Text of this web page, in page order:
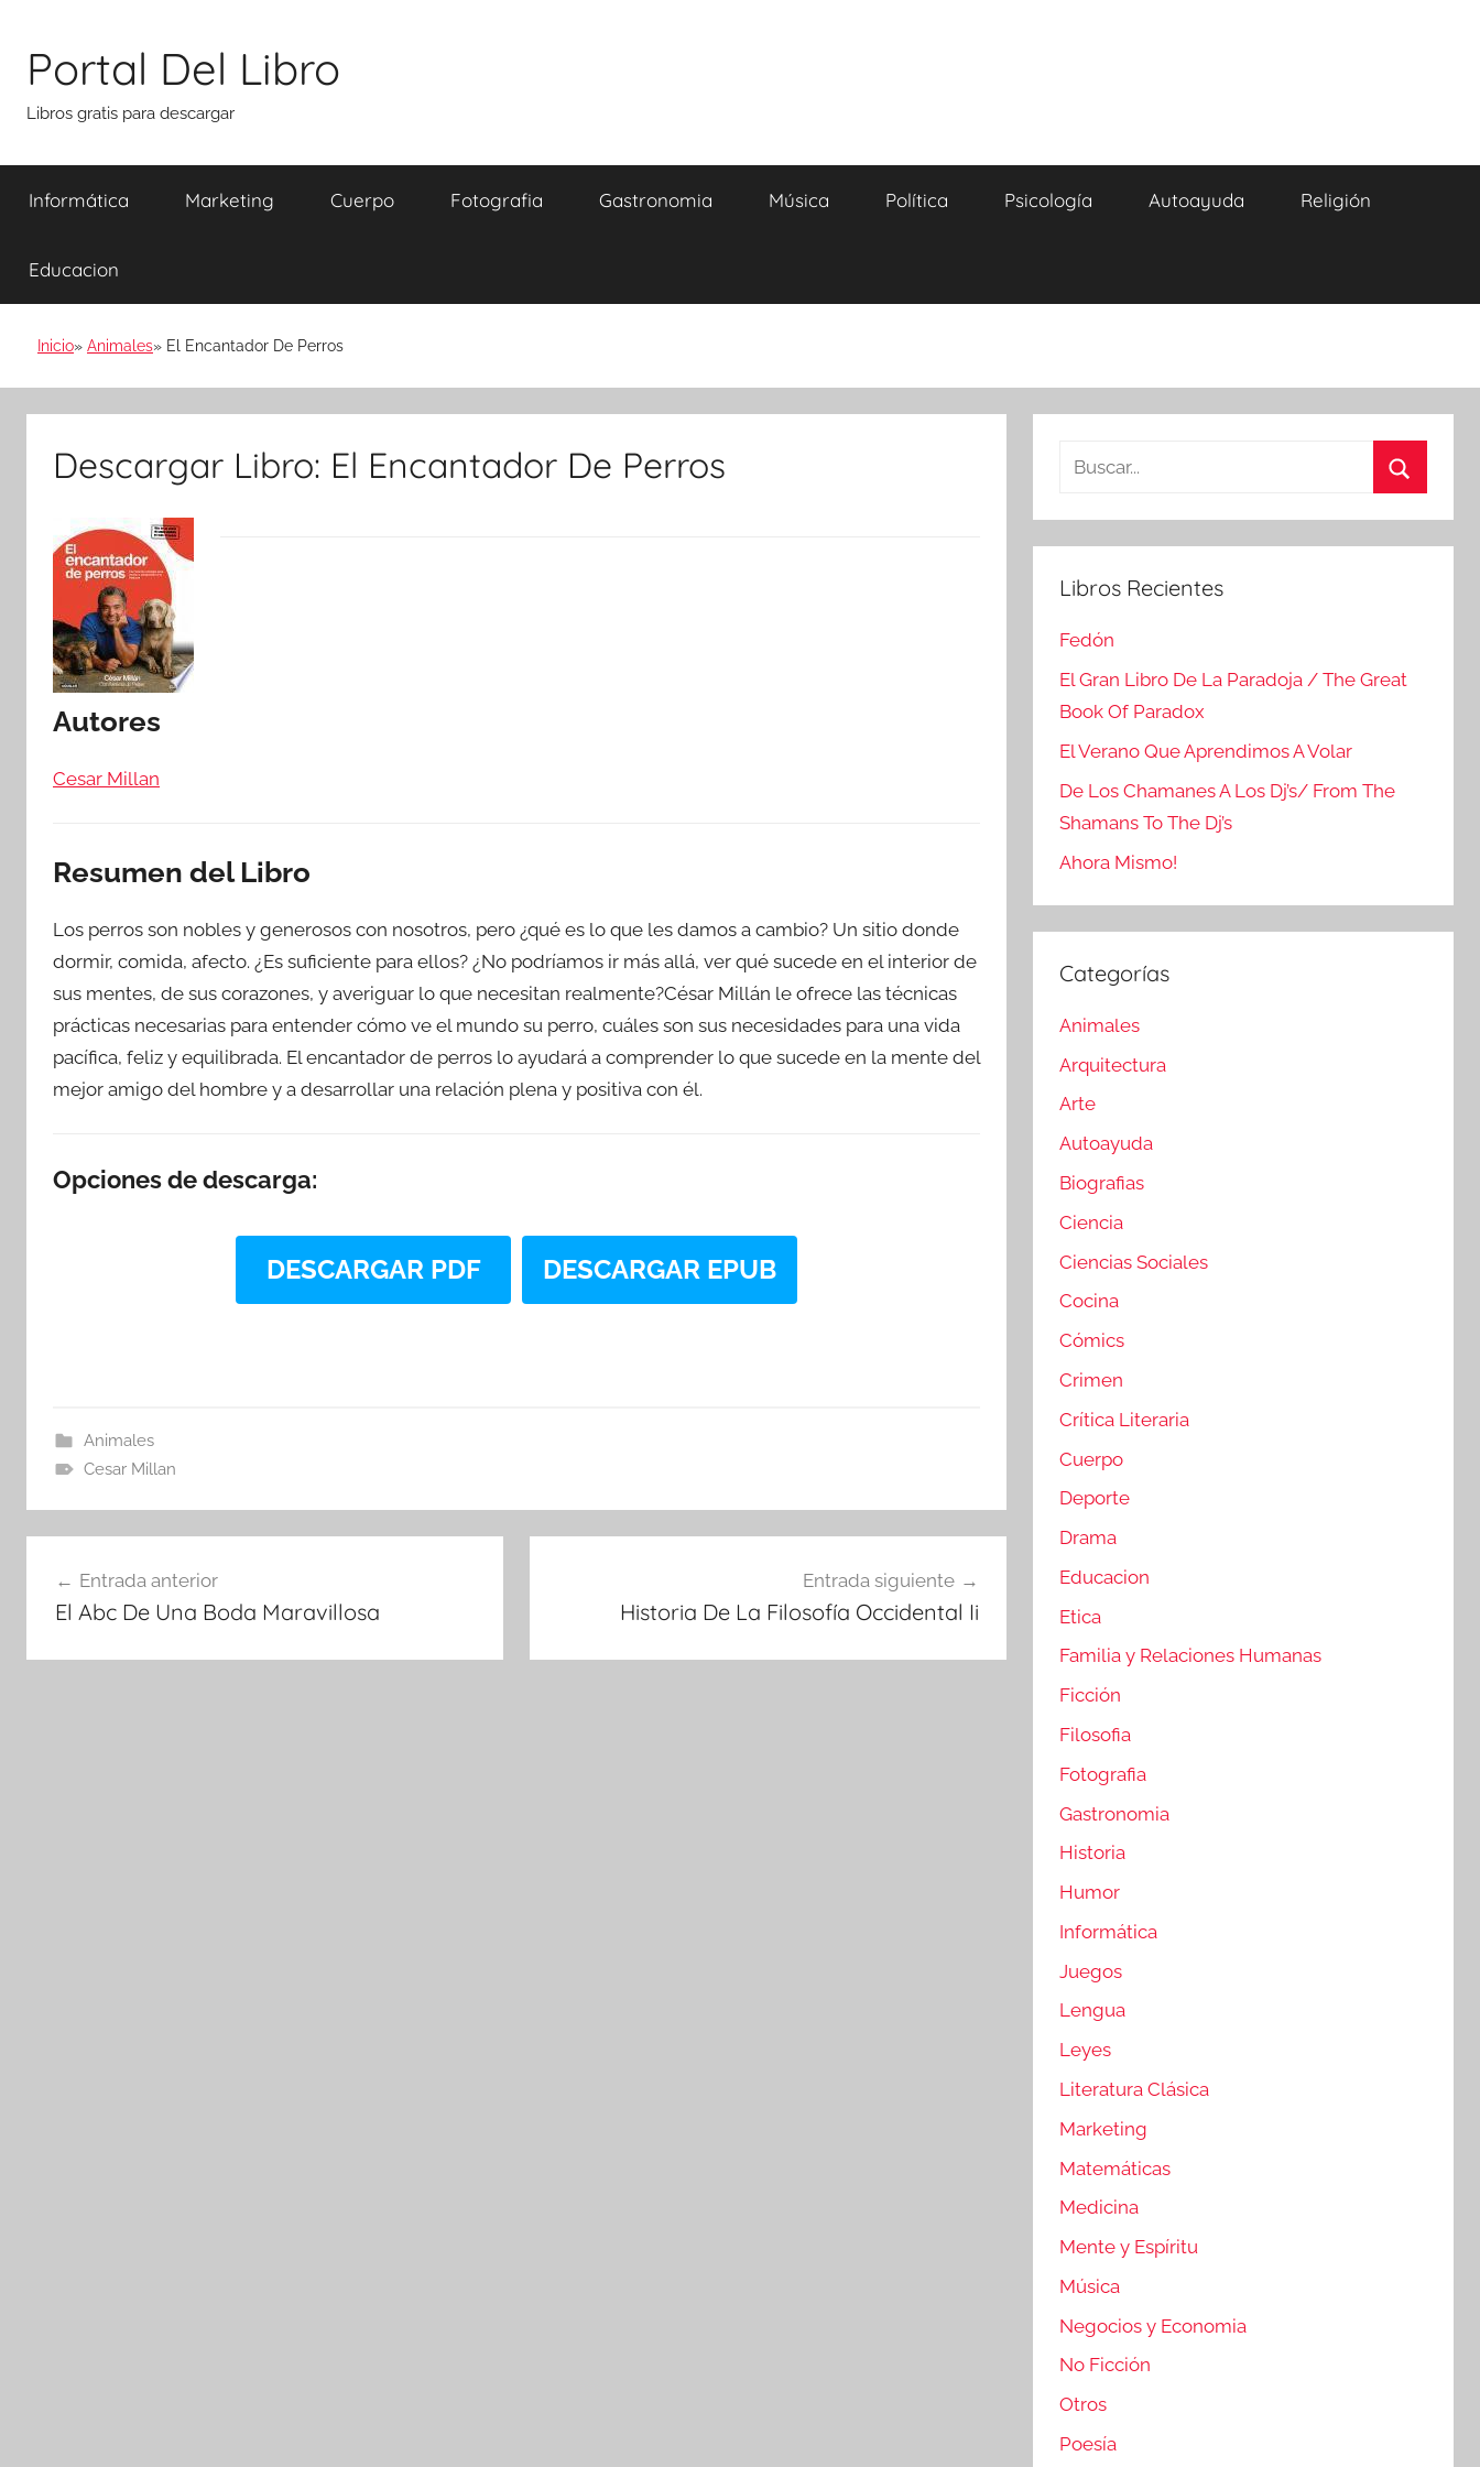
contenido
Portal Del Libro
Libros gratis para descargar
Informática Marketing Cuerpo Fotografia Gastronomia Música Política Psicología Autoayuda Religión
Educacion
Inicio Animales El Encantador De Perros
Descargar Libro: El Encantador De Perros
Autores
Cesar Millan
Resumen del Libro
Los perros son nobles y generosos con nosotros, pero ¿qué es lo que les damos a cambio? Un sitio donde
dormir, comida, afecto. ¿Es suficiente para ellos? ¿No podríamos ir más allá, ver qué sucede en el interior de
sus mentes, de sus corazones, y averiguar lo que necesitan realmente?César Millán le ofrece las técnicas
prácticas necesarias para entender cómo ve el mundo su perro, cuáles son sus necesidades para una vida
pacífica, feliz y equilibrada. El encantador de perros lo ayudará a comprender lo que sucede en la mente del
mejor amigo del hombre y a desarrollar una relación plena y positiva con él.
Opciones de descarga:
DESCARGAR PDF DESCARGAR EPUB
Animales
Cesar Millan
de
Entrada anterior
El Abc De Una Boda Maravillosa
Entrada siguiente
Historia De La Filosofía Occidental Ii
Buscar:
Libros Recientes
Fedón
El Gran Libro De La Paradoja / The Great
Book Of Paradox
El Verano Que Aprendimos A Volar
De Los Chamanes A Los Dj’s/ From The
Shamans To The Dj’s
Ahora Mismo!
Categorías
Animales
Arquitectura
Arte
Autoayuda
Biografias
Ciencia
Ciencias Sociales
Cocina
Cómics
Crimen
Crítica Literaria
Cuerpo
Deporte
Drama
Educacion
Etica
Familia y Relaciones Humanas
Ficción
Filosofia
Fotografia
Gastronomia
Historia
Humor
Informática
Juegos
Lengua
Leyes
Literatura Clásica
Marketing
Matemáticas
Medicina
Mente y Espíritu
Música
Negocios y Economia
No Ficción
Otros
Poesía